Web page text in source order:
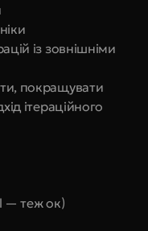
із зовнішніми
покращувати
ітераційного
— теж ок)